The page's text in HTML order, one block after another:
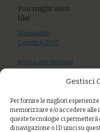
Gestisci
Per fornire le migliori
memorizzare e/o accedere alle
queste tecnologie ci
di navigazione o ID unici su
You might also
like
Alessandri
Ligustico 2015
Rosso del Pievano
2017